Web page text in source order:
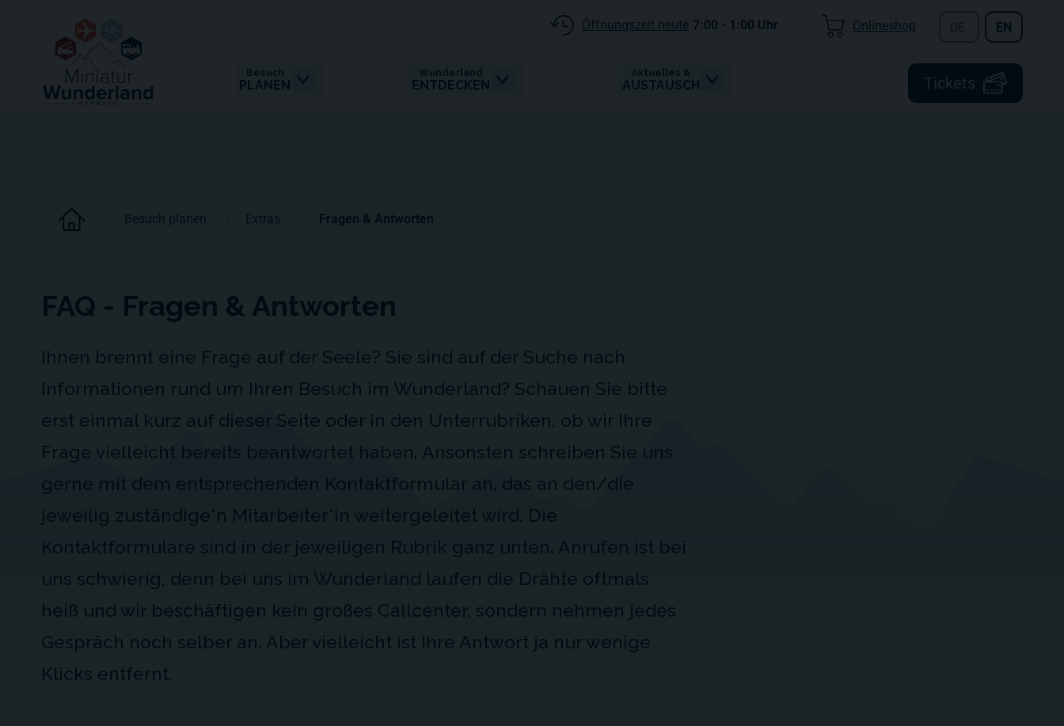
Tickets
Besuch
PLANEN
Wunderland
ENTDECKEN
Aktuelles &
AUSTAUSCH
Öffnungszeit heute 7:00 - 1:00 Uhr Onlineshop EN
Besuch planen Extras Fragen & Antworten
FAQ - Fragen & Antworten
Ihnen brennt eine Frage auf der Seele? Sie sind auf der Suche nach
Informationen rund um Ihren Besuch im Wunderland? Schauen Sie bitte
erst einmal kurz auf dieser Seite oder in den Unterrubriken, ob wir Ihre
Frage vielleicht bereits beantwortet haben. Ansonsten schreiben Sie uns
gerne mit dem entsprechenden Kontaktformular an, das an den/die
jeweilig zuständige*n Mitarbeiter*in weitergeleitet wird. Die
Kontaktformulare sind in der jeweiligen Rubrik ganz unten. Anrufen ist bei
uns schwierig, denn bei uns im Wunderland laufen die Drähte oftmals
heiß und wir beschäftigen kein großes Callcenter, sondern nehmen jedes
Gespräch noch selber an. Aber vielleicht ist Ihre Antwort ja nur wenige
Klicks entfernt.